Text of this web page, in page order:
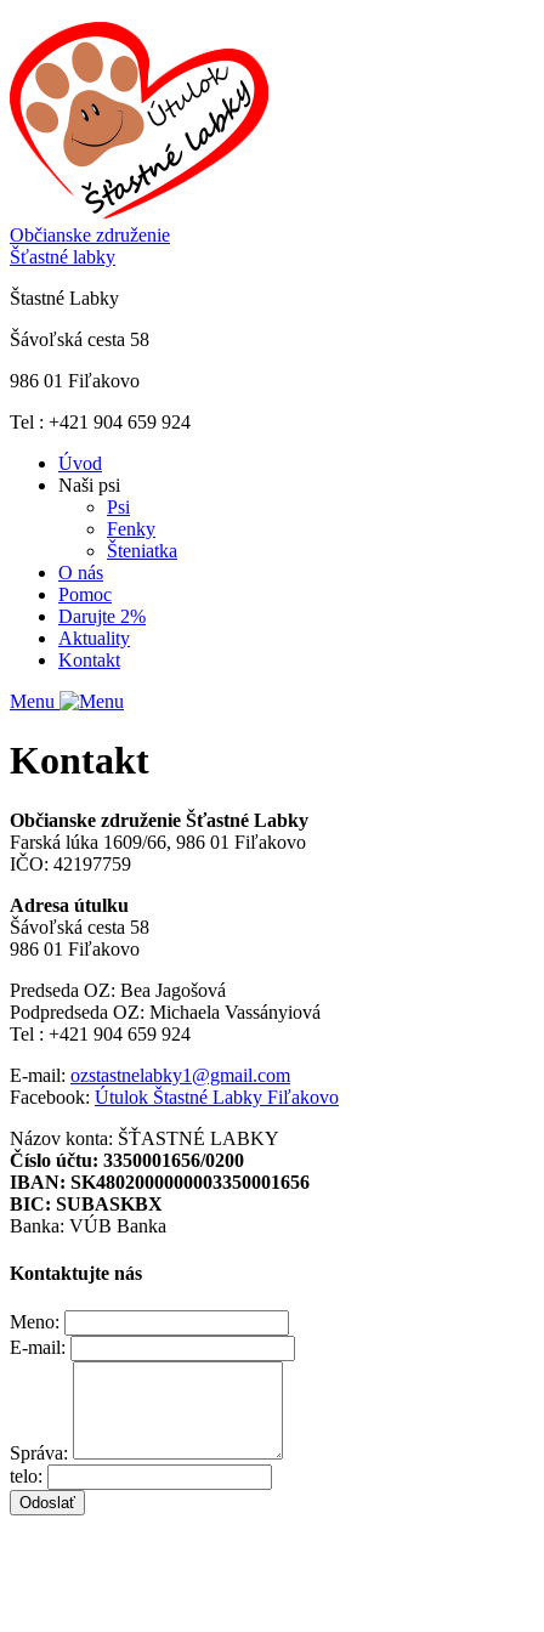
Občianske združenie
Šťastné labky
Štastné Labky
Šávoľská cesta 58
986 01 Fiľakovo
Tel : +421 904 659 924
Úvod
Naši psi
Psi
Fenky
Šteniatka
O nás
Pomoc
Darujte 2%
Aktuality
Kontakt
Menu
Kontakt
Občianske združenie Šťastné Labky
Farská lúka 1609/66, 986 01 Fiľakovo
IČO: 42197759
Adresa útulku
Šávoľská cesta 58
986 01 Fiľakovo
Predseda OZ: Bea Jagošová
Podpredseda OZ: Michaela Vassányiová
Tel : +421 904 659 924
E-mail: ozstastnelabky1@gmail.com
Facebook: Útulok Štastné Labky Fiľakovo
Názov konta: ŠŤASTNÉ LABKY
Číslo účtu: 3350001656/0200
IBAN: SK4802000000003350001656
BIC: SUBASKBX
Banka: VÚB Banka
Kontaktujte nás
Meno:
E-mail:
Správa:
telo:
Odoslať